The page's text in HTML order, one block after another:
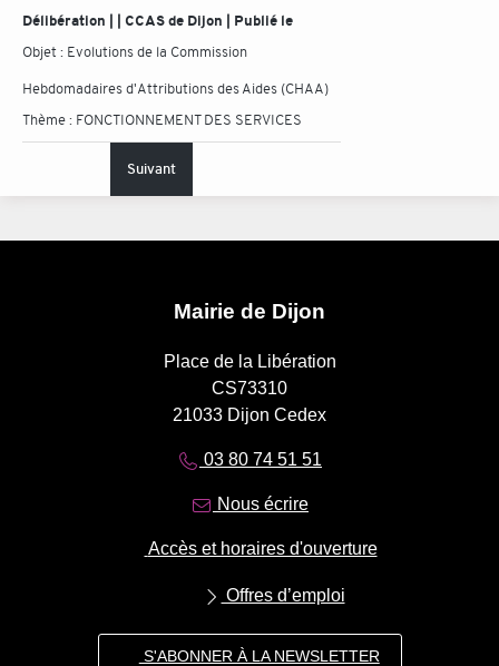
Délibération | | CCAS de Dijon | Publié le
Objet : Evolutions de la Commission
Hebdomadaires d'Attributions des Aides (CHAA)
Thème : FONCTIONNEMENT DES SERVICES
Suivant
Mairie de Dijon
Place de la Libération
CS73310
21033 Dijon Cedex
03 80 74 51 51
Nous écrire
Accès et horaires d'ouverture
Offres d’emploi
S'ABONNER À LA NEWSLETTER